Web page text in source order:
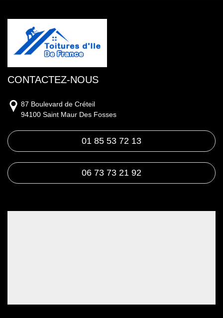
CONTACTEZ-NOUS
87 Boulevard de Créteil
94100 Saint Maur Des Fosses
01 85 53 72 13
06 73 73 21 92